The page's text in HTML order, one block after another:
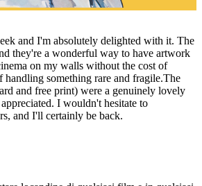
and I'm absolutely delighted with it. The
they're a wonderful way to have artwork
on my walls without the cost of
something rare and fragile.The
and free print) were a genuinely lovely
I wouldn't hesitate to
and I'll certainly be back.